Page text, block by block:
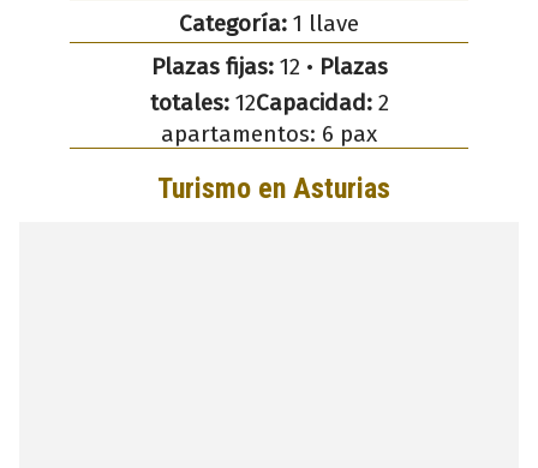
Categoría: 1 llave
Plazas fijas:12 • Plazas
totales:12Capacidad:2
apartamentos: 6 pax